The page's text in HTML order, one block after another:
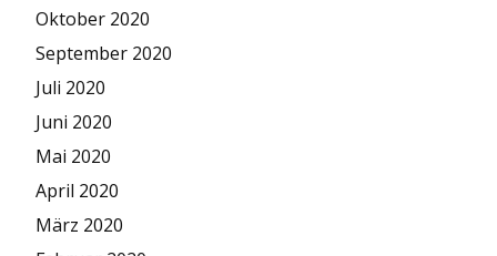
Oktober 2020
September 2020
Juli 2020
Juni 2020
Mai 2020
April 2020
März 2020